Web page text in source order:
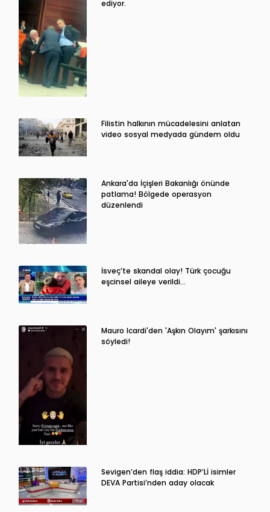
ediyor.
Filistin halkının mücadelesini anlatan
video sosyal medyada gündem oldu
Ankara'da İçişleri Bakanlığı önünde
patlama! Bölgede operasyon
düzenlendi
İsveç’te skandal olay! Türk çocuğu
eşcinsel aileye verildi…
Mauro Icardi'den 'Aşkın Olayım' şarkısını
söyledi!
Sevigen’den flaş iddia: HDP’Lİ isimler
DEVA Partisi’nden aday olacak